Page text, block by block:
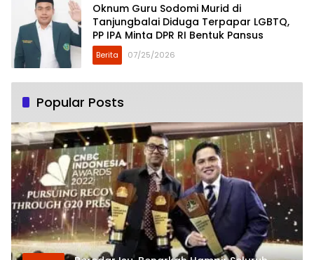
Oknum Guru Sodomi Murid di
Tanjungbalai Diduga Terpapar LGBTQ,
PP IPA Minta DPR RI Bentuk Pansus
Berita 07/25/2026
Popular Posts